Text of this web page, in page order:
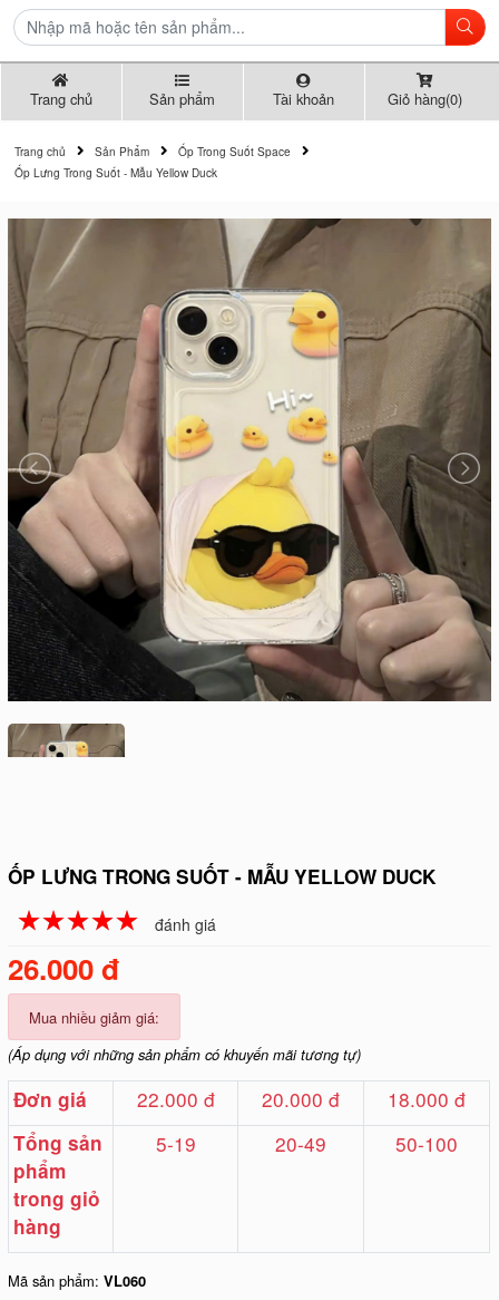
Trang chủ Sản phẩm Tài khoản Giỏ hàng(0)
Trang chủ Sản Phẩm
Ốp Trong Suốt Space
Ốp Lưng Trong Suốt - Mẫu Yellow Duck
ỐP LƯNG TRONG SUỐT - MẪU YELLOW DUCK
☆☆☆☆☆
★★★★★ đánh giá
26.000 đ
Mua nhiều giảm giá:
(Áp dụng với những sản phẩm có khuyến mãi tương tự)
Đơn giá 22.000 đ 20.000 đ 18.000 đ
Tổng sản
phẩm
trong giỏ
hàng
5-19 20-49 50-100
Mã sản phẩm:VL060